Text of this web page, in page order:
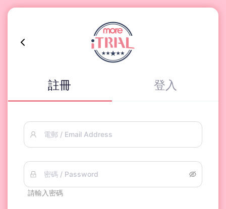
註冊 登入
電郵 / Email Address
密碼 / Password
請輸入密碼